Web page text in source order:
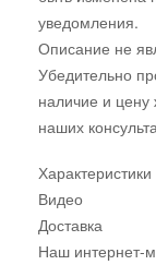
уведомления.
Описание не
Убедительно
наличие и цену
наших
Характеристики
Видео
Доставка
Наш интернет-